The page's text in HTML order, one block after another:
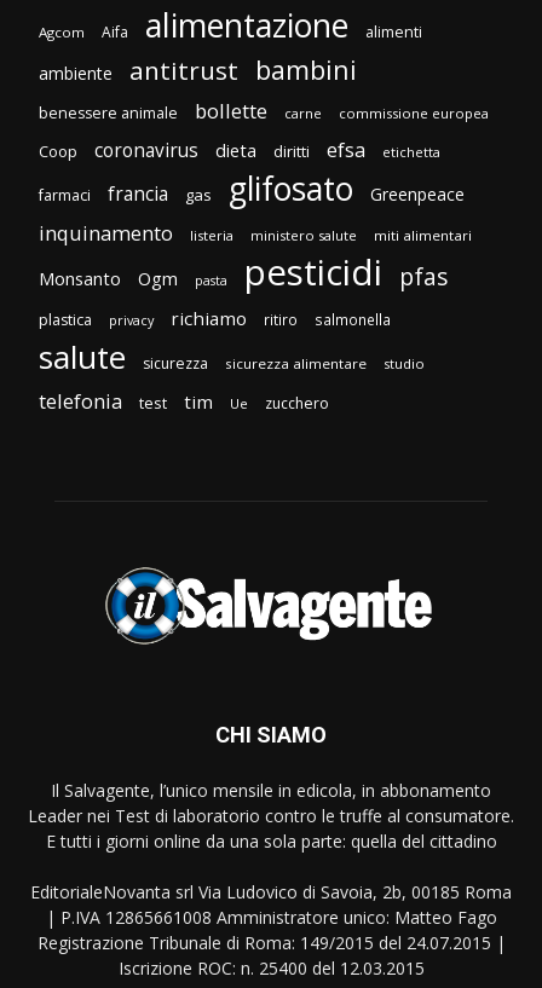
Agcom Aifa alimentazione alimenti
ambiente antitrust bambini
benessere animale bollette carne commissione europea
Coop coronavirus dieta diritti efsa etichetta
farmaci francia gas glifosato Greenpeace
inquinamento listeria ministero salute miti alimentari
Monsanto Ogm pasta pesticidi pfas
plastica privacy richiamo ritiro salmonella
salute sicurezza sicurezza alimentare studio
telefonia test tim Ue zucchero
CHI SIAMO
Il Salvagente, l’unico mensile in edicola, in abbonamento
Leader nei Test di laboratorio contro le truffe al consumatore.
E tutti i giorni online da una sola parte: quella del cittadino
EditorialeNovanta srl Via Ludovico di Savoia, 2b, 00185 Roma
| P.IVA 12865661008 Amministratore unico: Matteo Fago
Registrazione Tribunale di Roma: 149/2015 del 24.07.2015 |
Iscrizione ROC: n. 25400 del 12.03.2015